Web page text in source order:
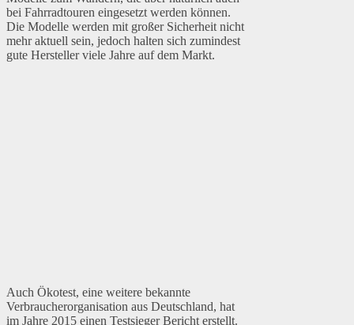
bei Fahrradtouren eingesetzt werden können.
Die Modelle werden mit großer Sicherheit nicht
mehr aktuell sein, jedoch halten sich zumindest
gute Hersteller viele Jahre auf dem Markt.
Auch Ökotest, eine weitere bekannte
Verbraucherorganisation aus Deutschland, hat
im Jahre 2015 einen Testsieger Bericht erstellt.